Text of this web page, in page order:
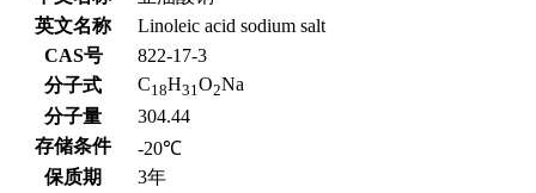
英文名称
Linoleic acid sodium salt
CAS号
822-17-3
分子式
C18H31O2Na
分子量
304.44
存储条件
-20℃
保质期
3年